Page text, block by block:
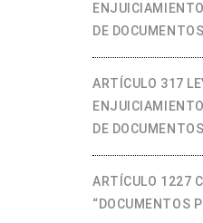
DE
ARTÍCULO 317
DE
ARTÍCULO 1227
“DOCUMENTOS